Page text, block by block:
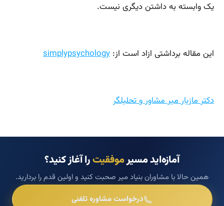
یک وابسته به داشتن دیگری نیست.
این مقاله برداشتی ازاد است از: simplypsychology
دکتر مازیار میر مشاور و تحلیلگر
آمازه‌اید مسیرموفقیترا آغاز کنید؟
همین حالا با مشاوران بنیاد میر صحبت کنید و اولین قدم را بردارید.
درخواست مشاوره تلفنی